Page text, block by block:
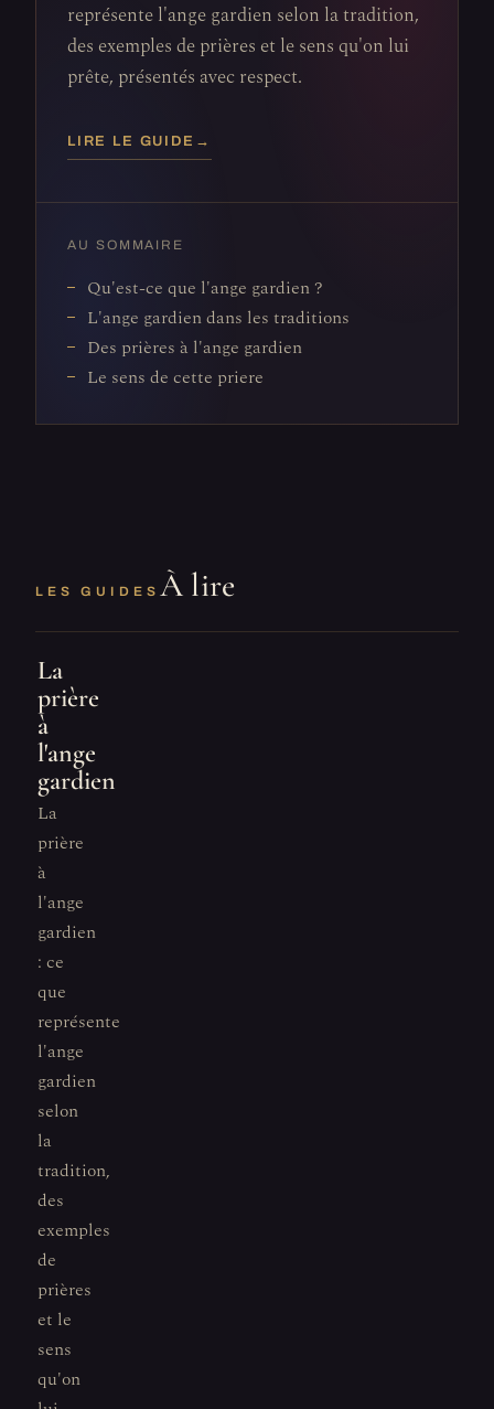
représente l'ange gardien selon la tradition,
des exemples de prières et le sens qu'on lui
prête, présentés avec respect.
LIRE LE GUIDE →
AU SOMMAIRE
Qu'est-ce que l'ange gardien ?
L'ange gardien dans les traditions
Des prières à l'ange gardien
Le sens de cette priere
LES GUIDES À lire
La
prière
à
l'ange
gardien
La
prière
à
l'ange
gardien
: ce
que
représente
l'ange
gardien
selon
la
tradition,
des
exemples
de
prières
et le
sens
qu'on